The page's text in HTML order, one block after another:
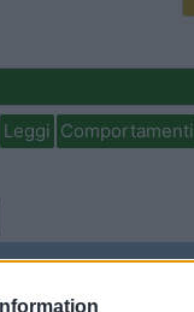
Leggi Comportamenti